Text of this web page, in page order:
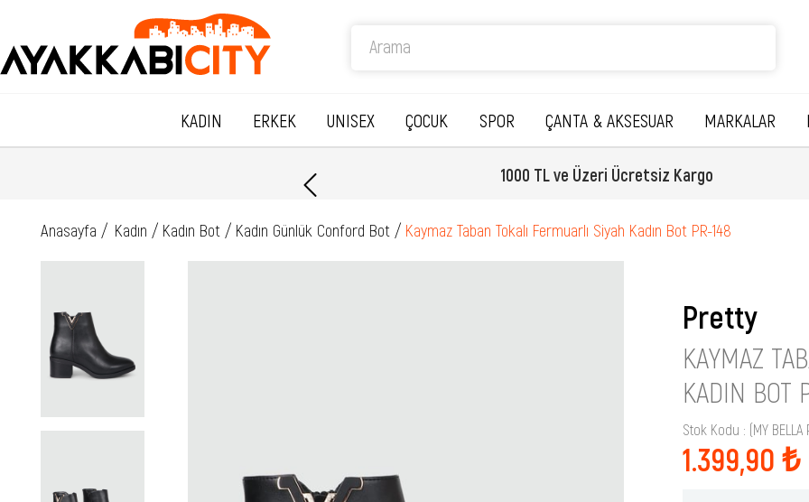
KADIN ERKEK UNISEX ÇOCUK SPOR ÇANTA & AKSESUAR MARKALAR
1000 TL ve Üzeri Ücretsiz Kargo
Anasayfa Kadın Kadın Bot Kadın Günlük Conford Bot Kaymaz Taban Tokalı Fermuarlı Siyah Kadın Bot PR-148
Pretty
KAYMAZ
KADIN BOT
Stok Kodu (MY BELLA
1.399,90 ₺